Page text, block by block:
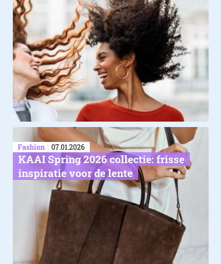
Fashion 07.01.2026
KAAI Spring 2026 collectie: frisse
inspiratie voor de lente